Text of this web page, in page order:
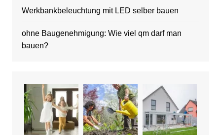
Werkbankbeleuchtung mit LED selber bauen
ohne Baugenehmigung: Wie viel qm darf man
bauen?